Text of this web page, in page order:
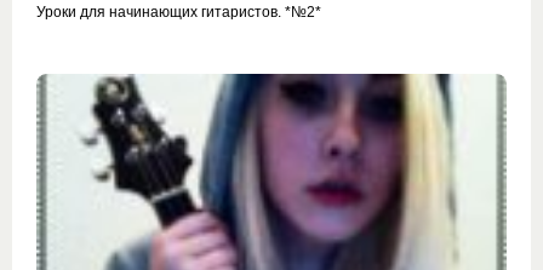
Уроки для начинающих гитаристов. *№2*